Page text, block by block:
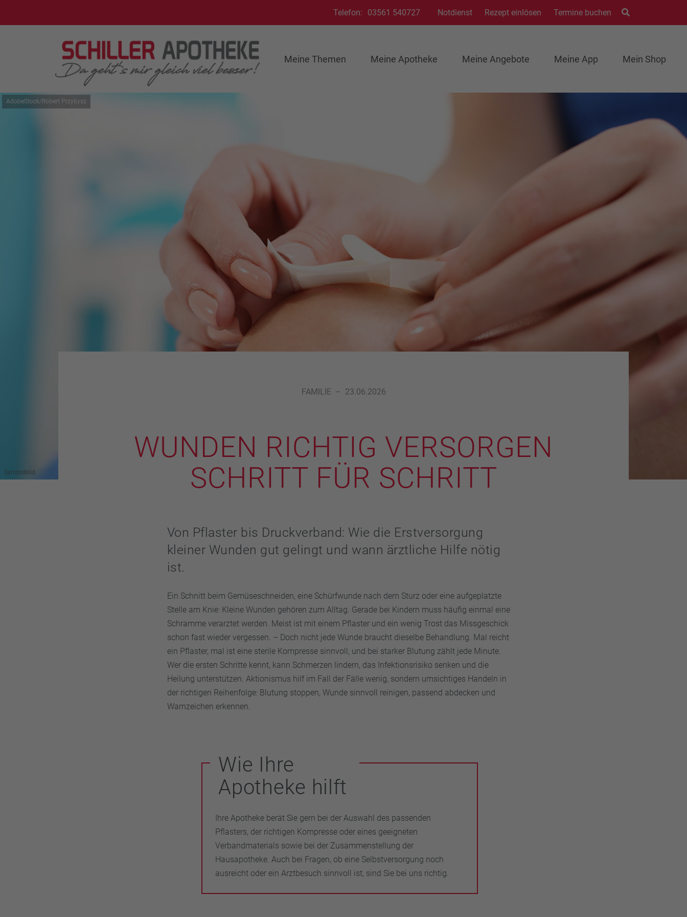
Telefon: 03561 540727 Notdienst Rezept einlösen Termine buchen
Meine Themen Meine Apotheke Meine Angebote Meine App Mein Shop
AdobeStock/Robert Przybysz
Symbolbild
FAMILIE – 23.06.2026
WUNDEN RICHTIG VERSORGEN
SCHRITT FÜR SCHRITT
Von Pflaster bis Druckverband: Wie die Erstversorgung
kleiner Wunden gut gelingt und wann ärztliche Hilfe nötig
ist.
Ein Schnitt beim Gemüseschneiden, eine Schürfwunde nach dem Sturz oder eine aufgeplatzte
Stelle am Knie: Kleine Wunden gehören zum Alltag. Gerade bei Kindern muss häufig einmal eine
Schramme verarztet werden. Meist ist mit einem Pflaster und ein wenig Trost das Missgeschick
schon fast wieder vergessen. – Doch nicht jede Wunde braucht dieselbe Behandlung. Mal reicht
ein Pflaster, mal ist eine sterile Kompresse sinnvoll, und bei starker Blutung zählt jede Minute.
Wer die ersten Schritte kennt, kann Schmerzen lindern, das Infektionsrisiko senken und die
Heilung unterstützen. Aktionismus hilf im Fall der Fälle wenig, sondern umsichtiges Handeln in
der richtigen Reihenfolge: Blutung stoppen, Wunde sinnvoll reinigen, passend abdecken und
Warnzeichen erkennen.
Wie Ihre
Apotheke hilft
Ihre Apotheke berät Sie gern bei der Auswahl des passenden
Pflasters, der richtigen Kompresse oder eines geeigneten
Verbandmaterials sowie bei der Zusammenstellung der
Hausapotheke. Auch bei Fragen, ob eine Selbstversorgung noch
ausreicht oder ein Arztbesuch sinnvoll ist, sind Sie bei uns richtig.